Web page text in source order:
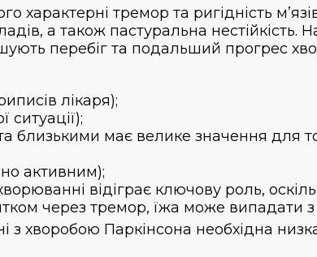
тремор та ригідність
а також пастуральна нестійкість.
перебіг та подальший прогрес
лікаря);
ситуації);
близькими має велике значення для
активним);
відіграє ключову роль,
через тремор, їжа може випадати з
хворобою Паркінсона необхідна